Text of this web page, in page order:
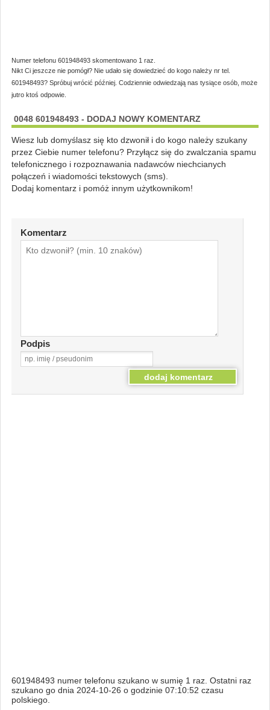
Numer telefonu 601948493 skomentowano 1 raz.
Nikt Ci jeszcze nie pomógł? Nie udało się dowiedzieć do kogo należy nr tel.
601948493? Spróbuj wrócić później. Codziennie odwiedzają nas tysiące osób, może
jutro ktoś odpowie.
0048 601948493 - DODAJ NOWY KOMENTARZ
Wiesz lub domyślasz się kto dzwonił i do kogo należy szukany
przez Ciebie numer telefonu? Przyłącz się do zwalczania spamu
telefonicznego i rozpoznawania nadawców niechcianych
połączeń i wiadomości tekstowych (sms).
Dodaj komentarz i pomóż innym użytkownikom!
Komentarz
Podpis
601948493 numer telefonu szukano w sumię 1 raz. Ostatni raz
szukano go dnia 2024-10-26 o godzinie 07:10:52 czasu
polskiego.